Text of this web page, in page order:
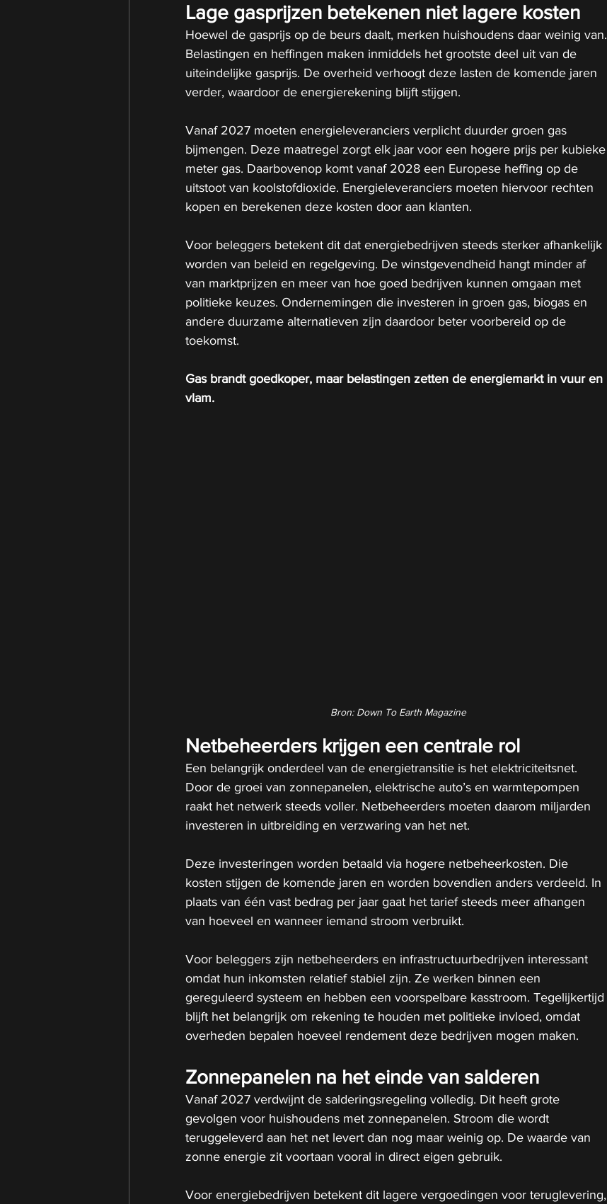
Lage gasprijzen betekenen niet lagere kosten
Hoewel de gasprijs op de beurs daalt, merken huishoudens daar weinig van.
Belastingen en heffingen maken inmiddels het grootste deel uit van de
uiteindelijke gasprijs. De overheid verhoogt deze lasten de komende jaren
verder, waardoor de energierekening blijft stijgen.
Vanaf 2027 moeten energieleveranciers verplicht duurder groen gas
bijmengen. Deze maatregel zorgt elk jaar voor een hogere prijs per kubieke
meter gas. Daarbovenop komt vanaf 2028 een Europese heffing op de
uitstoot van koolstofdioxide. Energieleveranciers moeten hiervoor rechten
kopen en berekenen deze kosten door aan klanten.
Voor beleggers betekent dit dat energiebedrijven steeds sterker afhankelijk
worden van beleid en regelgeving. De winstgevendheid hangt minder af
van marktprijzen en meer van hoe goed bedrijven kunnen omgaan met
politieke keuzes. Ondernemingen die investeren in groen gas, biogas en
andere duurzame alternatieven zijn daardoor beter voorbereid op de
toekomst.
Gas brandt goedkoper, maar belastingen zetten de energiemarkt in vuur en
vlam.
Bron: Down To Earth Magazine
Netbeheerders krijgen een centrale rol
Een belangrijk onderdeel van de energietransitie is het elektriciteitsnet.
Door de groei van zonnepanelen, elektrische auto’s en warmtepompen
raakt het netwerk steeds voller. Netbeheerders moeten daarom miljarden
investeren in uitbreiding en verzwaring van het net.
Deze investeringen worden betaald via hogere netbeheerkosten. Die
kosten stijgen de komende jaren en worden bovendien anders verdeeld. In
plaats van één vast bedrag per jaar gaat het tarief steeds meer afhangen
van hoeveel en wanneer iemand stroom verbruikt.
Voor beleggers zijn netbeheerders en infrastructuurbedrijven interessant
omdat hun inkomsten relatief stabiel zijn. Ze werken binnen een
gereguleerd systeem en hebben een voorspelbare kasstroom. Tegelijkertijd
blijft het belangrijk om rekening te houden met politieke invloed, omdat
overheden bepalen hoeveel rendement deze bedrijven mogen maken.
Zonnepanelen na het einde van salderen
Vanaf 2027 verdwijnt de salderingsregeling volledig. Dit heeft grote
gevolgen voor huishoudens met zonnepanelen. Stroom die wordt
teruggeleverd aan het net levert dan nog maar weinig op. De waarde van
zonne energie zit voortaan vooral in direct eigen gebruik.
Voor energiebedrijven betekent dit lagere vergoedingen voor teruglevering,